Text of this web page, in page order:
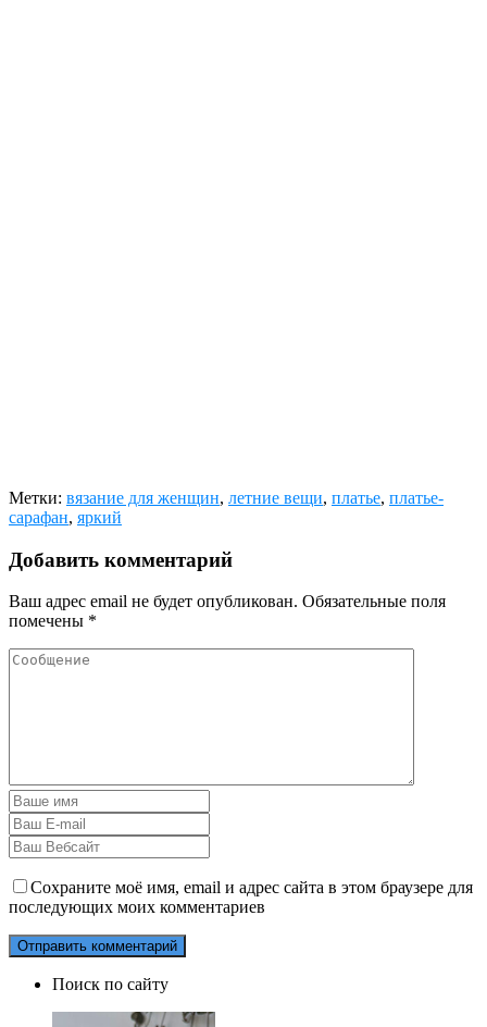
Метки: вязание для женщин, летние вещи, платье, платье-
сарафан, яркий
Добавить комментарий
Ваш адрес email не будет опубликован. Обязательные поля
помечены *
Сохраните моё имя, email и адрес сайта в этом браузере для
последующих моих комментариев
Поиск по сайту